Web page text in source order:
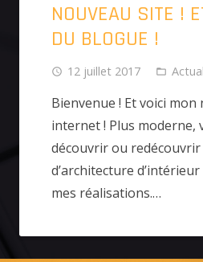
NOUVEAU SITE !
DU BLOGUE !
access_time 12 juillet 2017 folder_open
Bienvenue ! Et voici mon
internet ! Plus moderne,
découvrir ou
d’architecture
mes réalisations.…